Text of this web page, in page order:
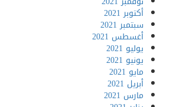
أكتوبر 2021
سبتمبر 2021
أغسطس 2021
يوليو 2021
يونيو 2021
مايو 2021
أبريل 2021
مارس 2021